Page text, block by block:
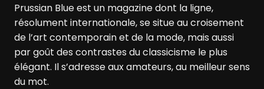
Prussian Blue est un magazine dont la ligne,
résolument internationale, se situe au croisement
de l’art contemporain et de la mode, mais aussi
par goût des contrastes du classicisme le plus
élégant. Il s’adresse aux amateurs, au meilleur sens
du mot.